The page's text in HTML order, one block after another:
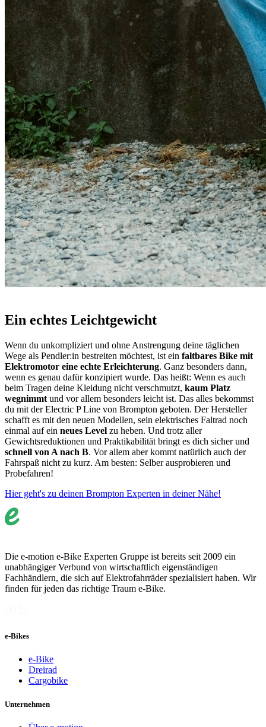
Ein echtes Leichtgewicht
Wenn du unkompliziert und ohne Anstrengung deine täglichen
Wege als Pendler:in bestreiten möchtest, ist ein faltbares Bike mit
Elektromotor eine echte Erleichterung. Ganz besonders dann,
wenn es genau dafür konzipiert wurde. Das heißt: Wenn es auch
beim Tragen deine Kleidung nicht verschmutzt, kaum Platz
wegnimmt und vor allem besonders leicht ist. Das alles bekommst
du mit der Electric P Line von Brompton geboten. Der Hersteller
schafft es mit den neuen Modellen, sein elektrisches Faltrad noch
einmal auf ein neues Level zu heben. Und trotz aller
Gewichtsreduktionen und Praktikabilität bringt es dich sicher und
schnell von A nach B. Vor allem aber kommt natürlich auch der
Fahrspaß nicht zu kurz. Am besten: Selber ausprobieren und
Probefahren!
Hier geht's zu deinen Brompton Experten in deiner Nähe!
Die e-motion e-Bike Experten Gruppe ist bereits seit 2009 ein
unabhängiger Verbund von wirtschaftlich eigenständigen
Fachhändlern, die sich auf Elektrofahrräder spezialisiert haben. Wir
finden für jeden das richtige Traum e-Bike.
e-Bikes
e-Bike
Dreirad
Cargobike
Unternehmen